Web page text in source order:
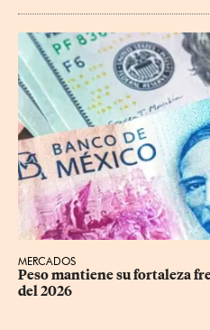
MERCADOS
Peso mantiene su fortaleza
del 2026